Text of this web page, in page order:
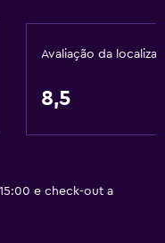
Avaliação da
8,5
e check-out a